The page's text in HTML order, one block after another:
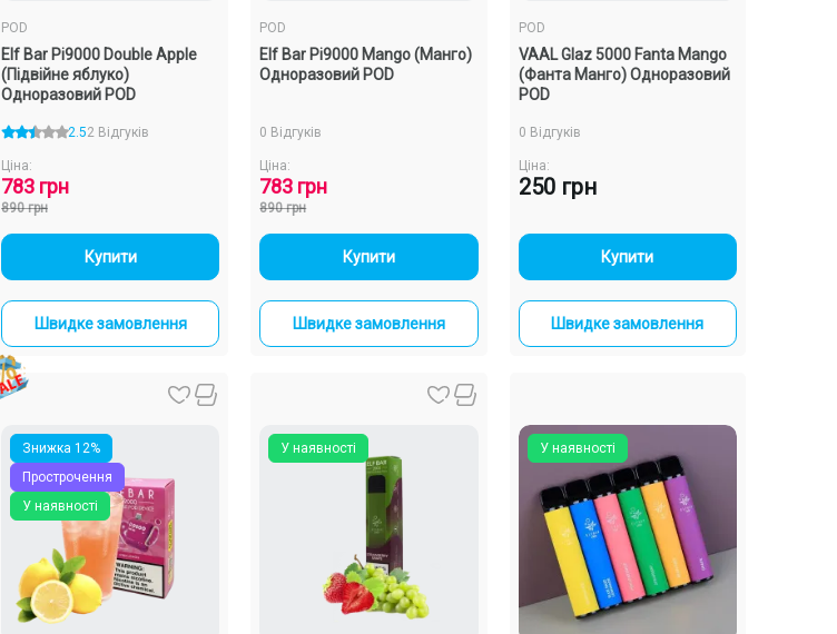
POD
Elf Bar Pi9000 Double Apple
(Підвійне яблуко)
Одноразовий POD
2.52 Відгуків
Ціна:
783 грн
890 грн
- +
Купити
Швидке замовлення
POD
Elf Bar Pi9000 Mango (Манго)
Одноразовий POD
0 Відгуків
Ціна:
783 грн
890 грн
- +
Купити
Швидке замовлення
POD
VAAL Glaz 5000 Fanta Mango
(Фанта Манго) Одноразовий
POD
0 Відгуків
Ціна:
250 грн
- +
Купити
Швидке замовлення
У наявності
Знижка 12%
Прострочення
У наявності У наявності